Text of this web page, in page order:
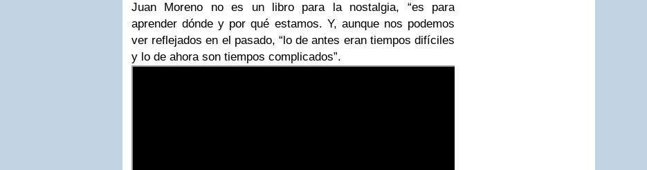
Juan Moreno no es un libro para la nostalgia, “es para
aprender dónde y por qué estamos. Y, aunque nos podemos
ver reflejados en el pasado, “lo de antes eran tiempos difíciles
y lo de ahora son tiempos complicados”.